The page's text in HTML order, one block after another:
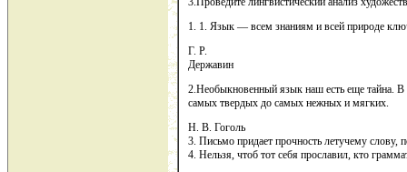
1. 1. Язык — всем знаниям и всей природе
Г. Р.
Державин
2.Необыкновенный язык наш есть еще тайна.
самых твердых до самых нежных и мягких.
Н. В. Гоголь
3. Письмо придает прочность летучему слову,
4. Нельзя, чтоб тот себя прославил, кто